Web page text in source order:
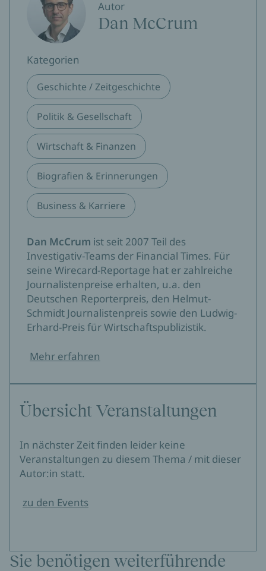
Autor
Dan McCrum
Kategorien
Geschichte / Zeitgeschichte
Politik & Gesellschaft
Wirtschaft & Finanzen
Biografien & Erinnerungen
Business & Karriere
Dan McCrum ist seit 2007 Teil des
Investigativ-Teams der Financial Times. Für
seine Wirecard-Reportage hat er zahlreiche
Journalistenpreise erhalten, u.a. den
Deutschen Reporterpreis, den Helmut-
Schmidt Journalistenpreis sowie den Ludwig-
Erhard-Preis für Wirtschaftspublizistik.
Mehr erfahren
Übersicht Veranstaltungen
In nächster Zeit finden leider keine
Veranstaltungen zu diesem Thema / mit dieser
Autor:in statt.
zu den Events
Sie benötigen weiterführende